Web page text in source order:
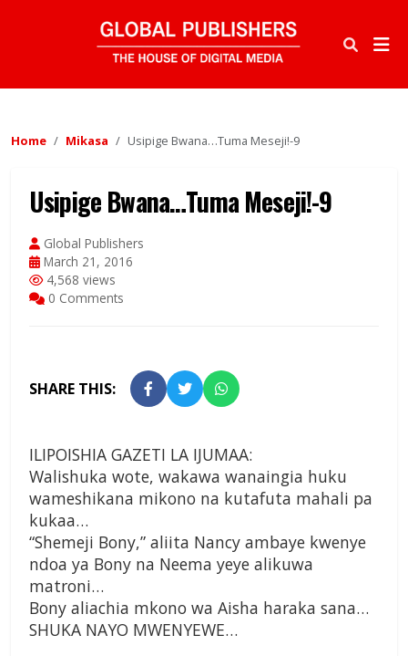
Home Mikasa Usipige Bwana…Tuma Meseji!-9
Usipige Bwana…Tuma Meseji!-9
Global Publishers
March 21, 2016
4,568 views
0 Comments
SHARE THIS:
ILIPOISHIA GAZETI LA IJUMAA:
Walishuka wote, wakawa wanaingia huku
wameshikana mikono na kutafuta mahali pa
kukaa…
“Shemeji Bony,” aliita Nancy ambaye kwenye
ndoa ya Bony na Neema yeye alikuwa
matroni…
Bony aliachia mkono wa Aisha haraka sana…
SHUKA NAYO MWENYEWE…